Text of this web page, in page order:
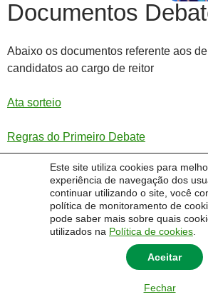
Este site utiliza cookies para
experiência de navegação dos
continuar utilizando o site, você
política de monitoramento de
pode saber mais sobre quais
utilizados na Política de cookies
Aceitar
Fechar
Documentos
Abaixo os documentos referente aos
candidatos ao cargo de reitor
Ata sorteio
Regras do Primeiro Debate
Regras segundo debate – Caçapava
© 2014 Universidade Federal do Pampa -